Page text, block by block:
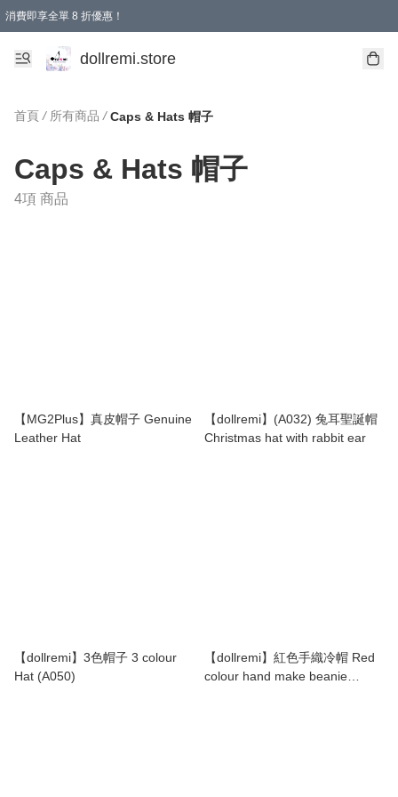
消費即享全單 8 折優惠！
購物滿 HKD 1500.00即享免運費優惠！（適用於 本地送貨、本地取貨、國際送貨 )
dollremi.store
首頁 / 所有商品 / Caps & Hats 帽子
Caps & Hats 帽子
4項 商品
【MG2Plus】真皮帽子 Genuine
Leather Hat
【dollremi】(A032) 兔耳聖誕帽
Christmas hat with rabbit ear
【dollremi】3色帽子 3 colour
Hat (A050)
【dollremi】紅色手織冷帽 Red
colour hand make beanie